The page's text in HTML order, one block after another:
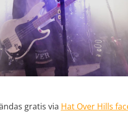
gratis via Hat Over Hills